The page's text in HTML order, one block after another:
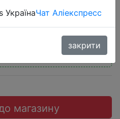
магазину
УкраїнаЧат Аліекспресс
закрити